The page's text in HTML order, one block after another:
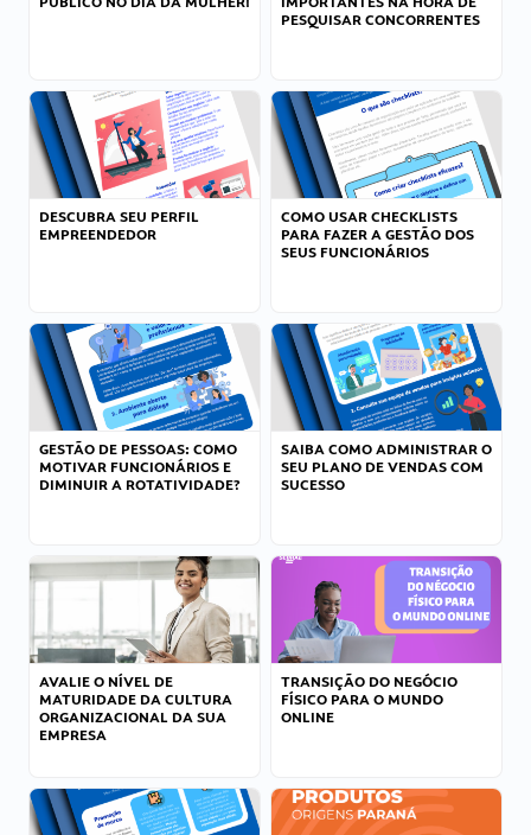
PESQUISAR CONCORRENTES
DESCUBRA SEU PERFIL
EMPREENDEDOR
COMO USAR CHECKLISTS
PARA FAZER A GESTÃO DOS
SEUS FUNCIONÁRIOS
GESTÃO DE PESSOAS: COMO
MOTIVAR FUNCIONÁRIOS E
DIMINUIR A ROTATIVIDADE?
SAIBA COMO ADMINISTRAR O
SEU PLANO DE VENDAS COM
SUCESSO
AVALIE O NÍVEL DE
MATURIDADE DA CULTURA
ORGANIZACIONAL DA SUA
EMPRESA
TRANSIÇÃO DO NEGÓCIO
FÍSICO PARA O MUNDO
ONLINE